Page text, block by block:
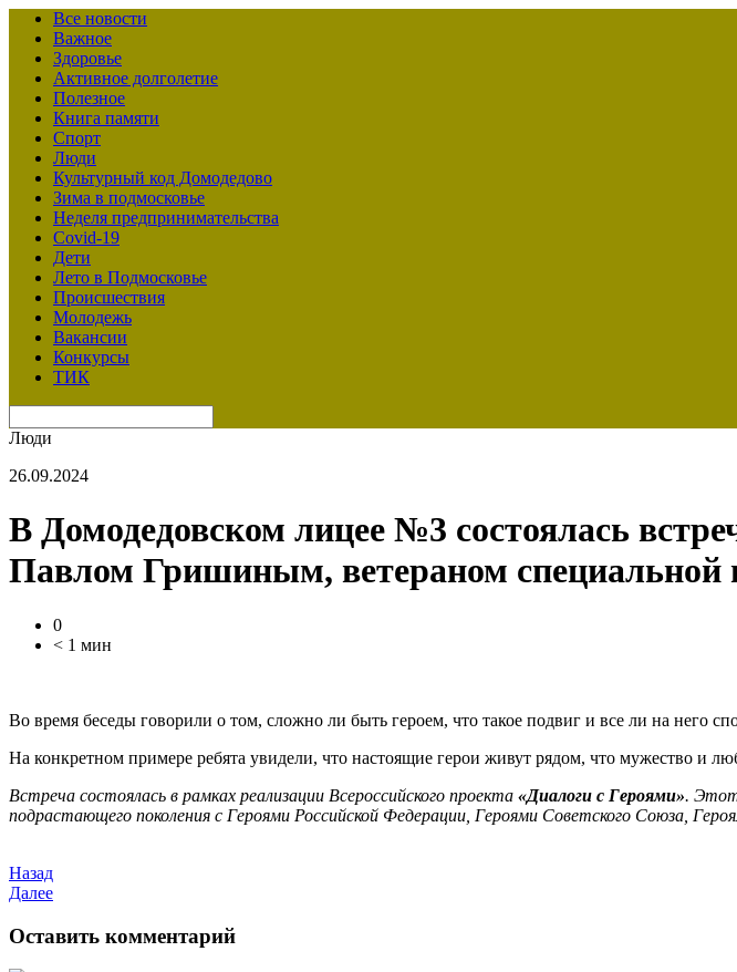
Все новости
Важное
Здоровье
Активное долголетие
Полезное
Книга памяти
Спорт
Люди
Культурный код Домодедово
Зима в подмосковье
Неделя предпринимательства
Covid-19
Дети
Лето в Подмосковье
Происшествия
Молодежь
Вакансии
Конкурсы
ТИК
Люди
26.09.2024
В Домодедовском лицее №3 состоялась
Павлом Гришиным, ветераном специальной
0
< 1 мин
Во время беседы говорили о том, сложно ли быть героем, что такое подвиг и все ли на него
На конкретном примере ребята увидели, что настоящие герои живут рядом, что мужество и
Встреча состоялась в рамках реализации Всероссийского проекта «Диалоги с Героями». Этот
подрастающего поколения с Героями Российской Федерации, Героями Советского Союза,
Назад
Далее
Оставить комментарий